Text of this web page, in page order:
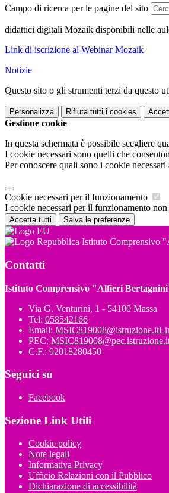
Campo di ricerca per le pagine del sito
didattici digitali Mozaik disponibili nelle
Link di iscrizione al Webinar Mozaik
Notizie
Questo sito o gli strumenti terzi da questo
Personalizza Rifiuta tutti i cookies
Gestione cookie
In questa schermata è possibile scegliere
I cookie necessari sono quelli che
Per conoscere quali sono i cookie
Cookie necessari per il funzionamento
I cookie necessari per il funzionamento
Accetta tutti Salva le preferenze
Istituto Comprensivo
Contatti
Istituto Comprensivo "Alfieri
Via G. Venturini, 1 - 54100 Massa
Tel: 058542166
Email: MSIC819008@istruzione.it
PEC:
C.F.: 92018280450
Seguici su
Facebook
Sezione Link Utili
Cookie policy
Note legali
Informativa Privacy
Ufficio Relazioni con il Pubblico
Dichiarazione di accessibilità